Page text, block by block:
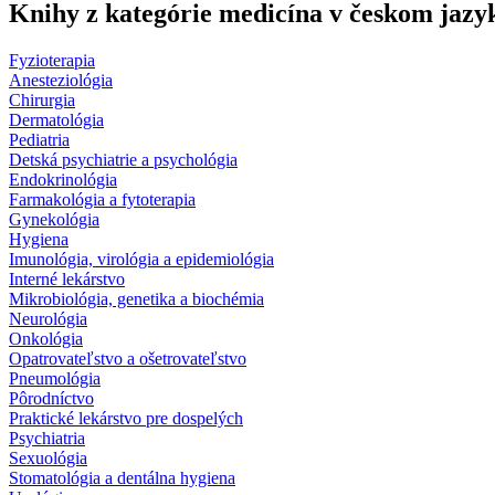
Knihy z kategórie medicína v českom
Fyzioterapia
Anesteziológia
Chirurgia
Dermatológia
Pediatria
Detská psychiatrie a psychológia
Endokrinológia
Farmakológia a fytoterapia
Gynekológia
Hygiena
Imunológia, virológia a epidemiológia
Interné lekárstvo
Mikrobiológia, genetika a biochémia
Neurológia
Onkológia
Opatrovateľstvo a ošetrovateľstvo
Pneumológia
Pôrodníctvo
Praktické lekárstvo pre dospelých
Psychiatria
Sexuológia
Stomatológia a dentálna hygiena